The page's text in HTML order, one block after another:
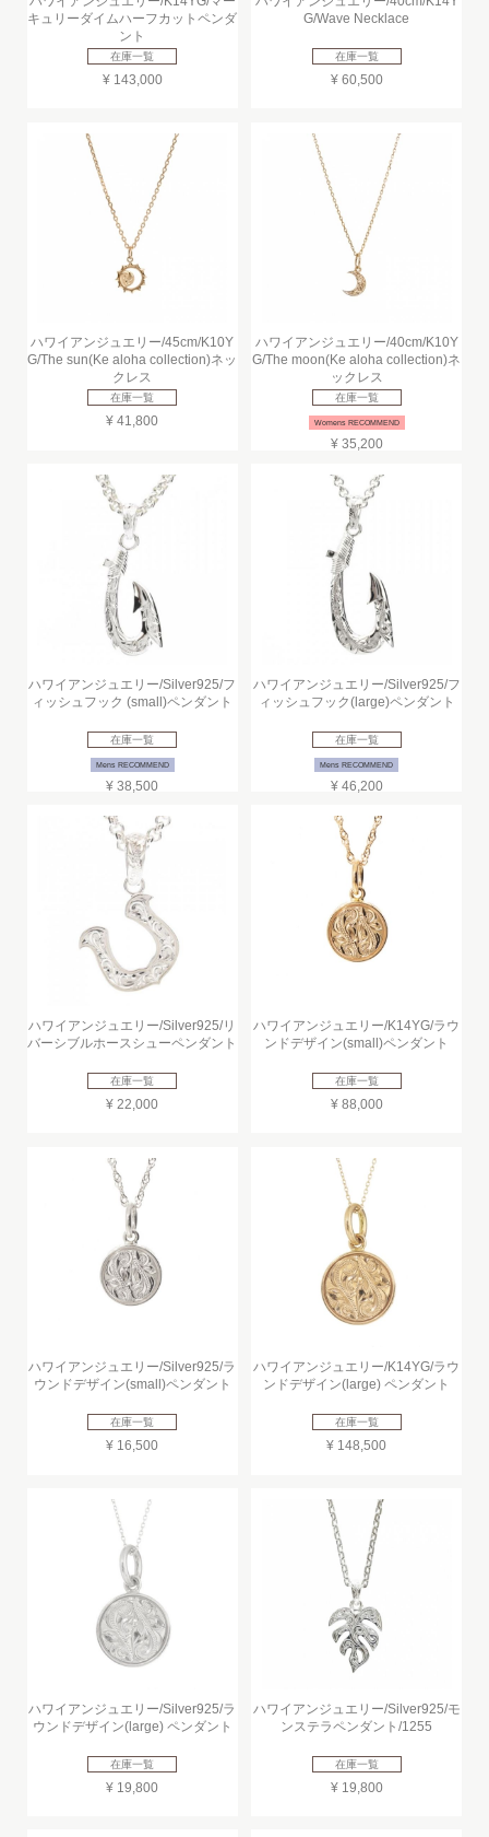
キュリーダイムハーフカットペンダ
ント
在庫一覧
¥ 143,000
G/Wave Necklace
在庫一覧
¥ 60,500
ハワイアンジュエリー/45cm/K10Y
G/The sun(Ke aloha collection)ネッ
クレス
在庫一覧
¥ 41,800
ハワイアンジュエリー/40cm/K10Y
G/The moon(Ke aloha collection)ネ
ックレス
在庫一覧
Womens RECOMMEND
¥ 35,200
ハワイアンジュエリー/Silver925/フ
ィッシュフック (small)ペンダント
在庫一覧
Mens RECOMMEND
¥ 38,500
ハワイアンジュエリー/Silver925/フ
ィッシュフック(large)ペンダント
在庫一覧
Mens RECOMMEND
¥ 46,200
ハワイアンジュエリー/Silver925/リ
バーシブルホースシューペンダント
在庫一覧
¥ 22,000
ハワイアンジュエリー/K14YG/ラウ
ンドデザイン(small)ペンダント
在庫一覧
¥ 88,000
ハワイアンジュエリー/Silver925/ラ
ウンドデザイン(small)ペンダント
在庫一覧
¥ 16,500
ハワイアンジュエリー/K14YG/ラウ
ンドデザイン(large) ペンダント
在庫一覧
¥ 148,500
ハワイアンジュエリー/Silver925/ラ
ウンドデザイン(large) ペンダント
在庫一覧
¥ 19,800
ハワイアンジュエリー/Silver925/モ
ンステラペンダント/1255
在庫一覧
¥ 19,800